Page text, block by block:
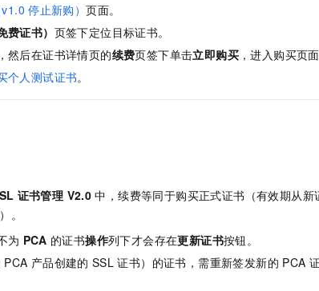
停止新购）页面。
证书） 页签下定位目标证书。
，然后在证书详情页的续费页签下单击立即购买 ，进入购买页面
个人测试证书。
证书管理 V2.0 中，续费等同于购买正式证书（有效期从
。
为 PCA 的证书操作列下才会存在更新证书按钮。
PCA 产品创建的 SSL 证书）的证书，需重新签发新的 PCA